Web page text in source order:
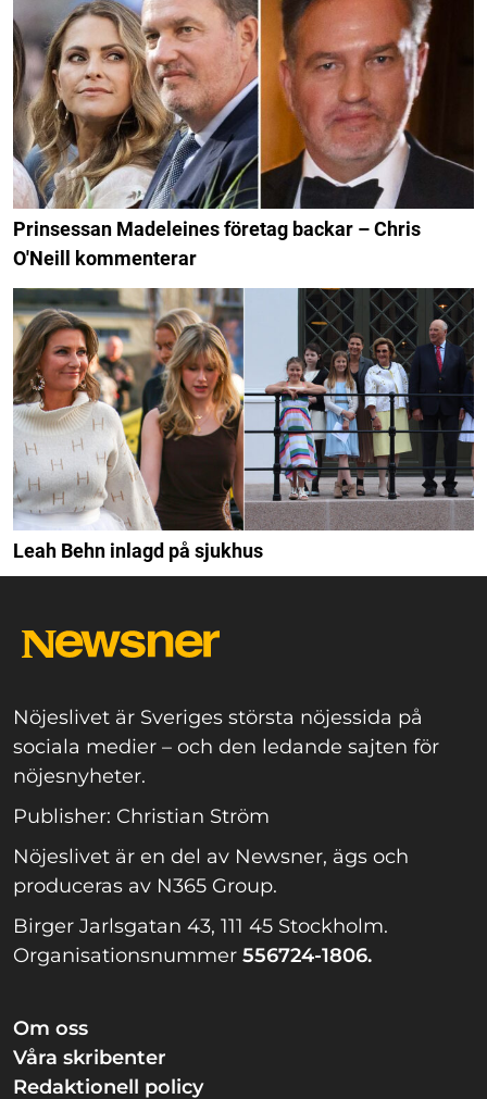
Prinsessan Madeleines företag backar – Chris
O'Neill kommenterar
Leah Behn inlagd på sjukhus
Nöjeslivet är Sveriges största nöjessida på
sociala medier – och den ledande sajten för
nöjesnyheter.
Publisher: Christian Ström
Nöjeslivet är en del av Newsner, ägs och
produceras av N365 Group.
Birger Jarlsgatan 43, 111 45 Stockholm.
Organisationsnummer 556724-1806.
Om oss
Våra skribenter
Redaktionell policy